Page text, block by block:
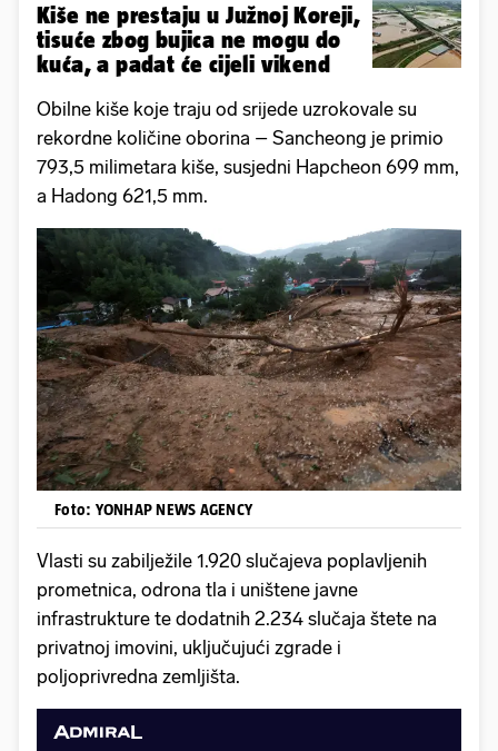
Kiše ne prestaju u Južnoj Koreji,
tisuće zbog bujica ne mogu do
kuća, a padat će cijeli vikend
Obilne kiše koje traju od srijede uzrokovale su
rekordne količine oborina – Sancheong je primio
793,5 milimetara kiše, susjedni Hapcheon 699 mm,
a Hadong 621,5 mm.
Foto: YONHAP NEWS AGENCY
Vlasti su zabilježile 1.920 slučajeva poplavljenih
prometnica, odrona tla i uništene javne
infrastrukture te dodatnih 2.234 slučaja štete na
privatnoj imovini, uključujući zgrade i
poljoprivredna zemljišta.